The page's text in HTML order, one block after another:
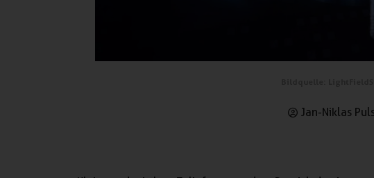
Jan-Niklas